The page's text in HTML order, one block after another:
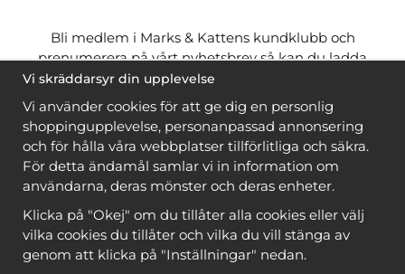
Bli medlem i Marks & Kattens kundklubb och
prenumerera på vårt nyhetsbrev så kan du ladda
ner många mönstergratisoch få många
när du handlar garn till mönstret. Du ser vilka som
är
gratis när du är inloggad
Bli medlem
Vi skräddarsyr din upplevelse
Vi använder cookies för att ge dig en personlig
shoppingupplevelse, personanpassad annonsering
och för hålla våra webbplatser tillförlitliga och säkra.
För detta ändamål samlar vi in information om
användarna, deras mönster och deras enheter.
Klicka på "Okej" om du tillåter alla cookies eller välj
vilka cookies du tillåter och vilka du vill stänga av
genom att klicka på "Inställningar" nedan.